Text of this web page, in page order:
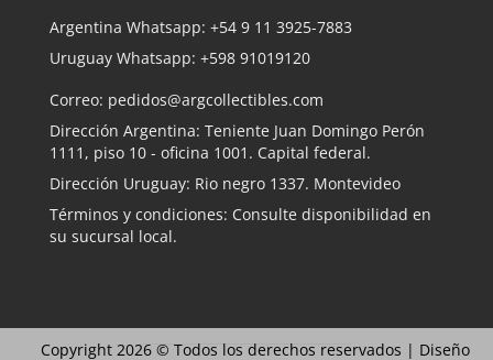
Argentina Whatsapp: +54 9 11 3925-7883
Uruguay Whatsapp: +598 91019120
Correo: pedidos@argcollectibles.com
Dirección Argentina: Teniente Juan Domingo Perón
1111, piso 10 - oficina 1001. Capital federal.
Dirección Uruguay: Rio negro 1337. Montevideo
Términos y condiciones: Consulte disponibilidad en
su sucursal local.
Copyright 2026 © Todos los derechos reservados | Diseño